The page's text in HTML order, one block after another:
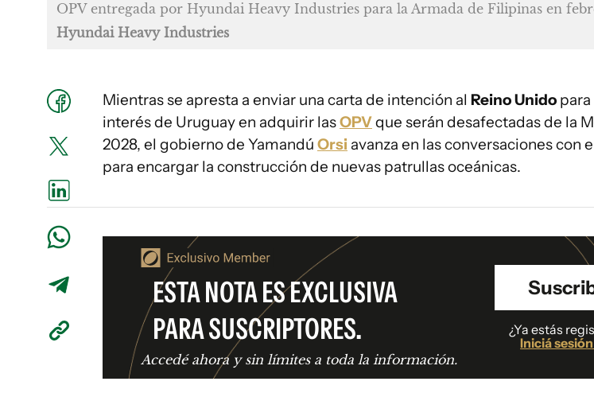
OPV entregada por Hyundai Heavy Industries para la Armada de Filipinas en
Hyundai Heavy Industries
Mientras se apresta a enviar una carta de intención al Reino Unido
interés de Uruguay en adquirir lasOPVque serán desafectadas de la
2028, el gobierno de Yamandú Orsi avanza en las conversaciones con
para encargar la construcción de nuevas patrullas oceánicas.
ESTA NOTA ES EXCLUSIVA
PARA SUSCRIPTORES.
Accedé ahora y sin límites a toda la información.
¿Ya estás
Iniciá